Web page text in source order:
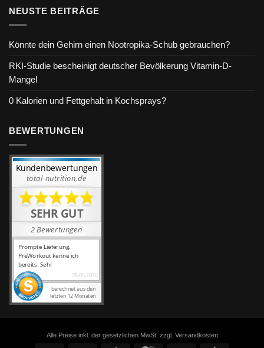
NEUSTE BEITRÄGE
Könnte dein Gehirn einen Nootropika-Schub gebrauchen?
RKI-Studie bescheinigt deutscher Bevölkerung Vitamin-D-
Mangel
0 Kalorien und Fettgehalt in Kochsprays?
BEWERTUNGEN
Alle Preise inkl. der gesetzlichen MwSt. zzgl. Versandkosten